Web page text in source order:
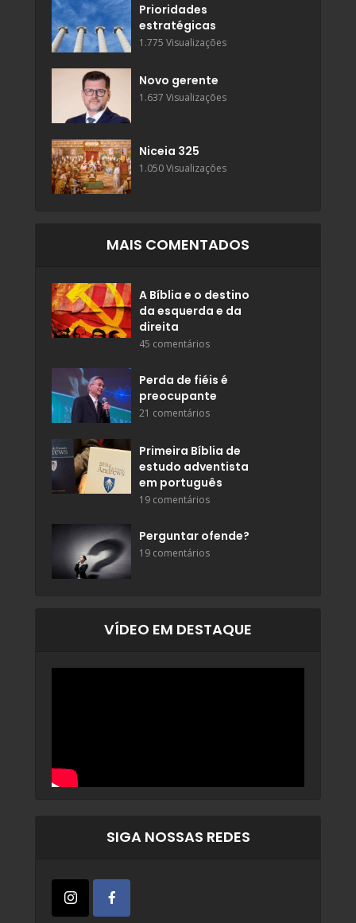
Prioridades
estratégicas
1.775 Visualizações
Novo gerente
1.637 Visualizações
Niceia 325
1.050 Visualizações
MAIS COMENTADOS
A Bíblia e o destino
da esquerda e da
direita
45 comentários
Perda de fiéis é
preocupante
21 comentários
Primeira Bíblia de
estudo adventista
em português
19 comentários
Perguntar ofende?
19 comentários
VÍDEO EM DESTAQUE
SIGA NOSSAS REDES